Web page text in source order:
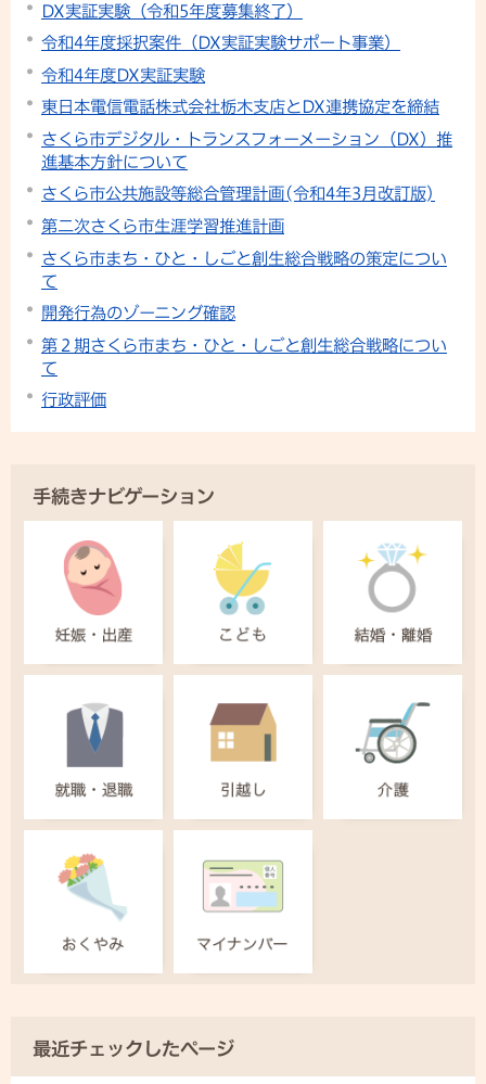
DX実証実験（令和5年度募集終了）
令和4年度採択案件（DX実証実験サポート事業）
令和4年度DX実証実験
東日本電信電話株式会社栃木支店とDX連携協定を締結
さくら市デジタル・トランスフォーメーション（DX）推
進基本方針について
さくら市公共施設等総合管理計画(令和4年3月改訂版)
第二次さくら市生涯学習推進計画
さくら市まち・ひと・しごと創生総合戦略の策定につい
て
開発行為のゾーニング確認
第２期さくら市まち・ひと・しごと創生総合戦略につい
て
行政評価
手続きナビゲーション
最近チェックしたページ